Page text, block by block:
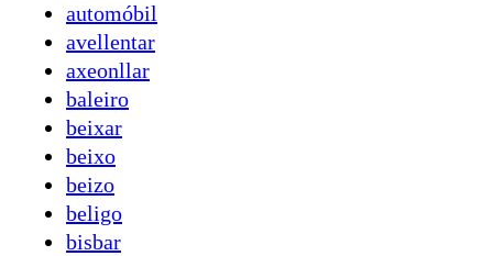
automóbil
avellentar
axeonllar
baleiro
beixar
beixo
beizo
beligo
bisbar